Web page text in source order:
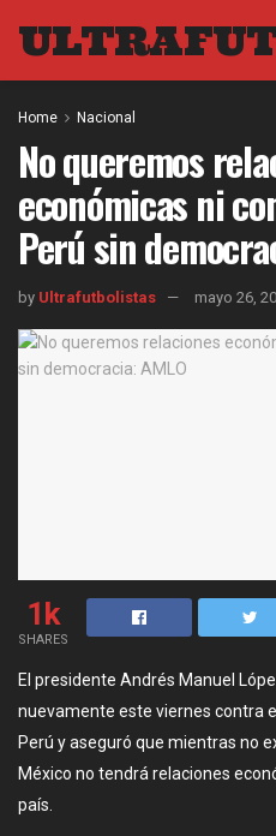
Home Nacional
No queremos
económicas ni
Perú sin
by Ultrafutbolistas mayo 26,
1k
SHARES
El presidente Andrés Manuel
nuevamente este viernes contra
Perú y aseguró que mientras no
México no tendrá relaciones
país.